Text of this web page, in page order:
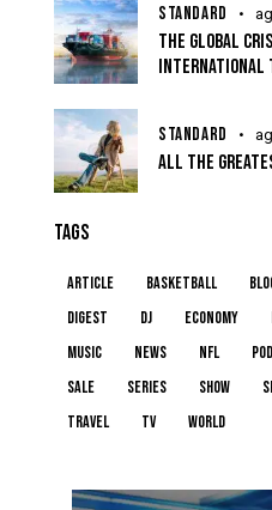
STANDARD
THE GLOBAL
STANDARD
ALL THE
TAGS
article basketball
digest
dj economy
music
news NFL
sale
series show
travel
tv world